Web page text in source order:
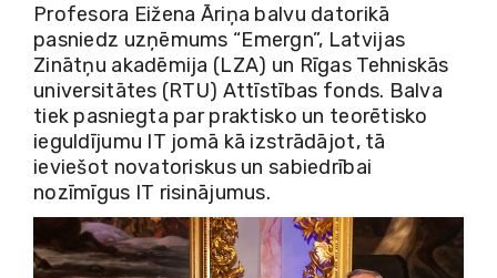
Profesora Eižena Āriņa balvu datorikā
pasniedz uzņēmums “Emergn”, Latvijas
Zinātņu akadēmija (LZA) un Rīgas Tehniskās
universitātes (RTU) Attīstības fonds. Balva
tiek pasniegta par praktisko un teorētisko
ieguldījumu IT jomā kā izstrādājot, tā
ieviešot novatoriskus un sabiedrībai
nozīmīgus IT risinājumus.